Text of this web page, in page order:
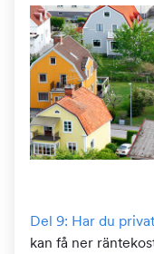
Del 9: Har du
kan få ner